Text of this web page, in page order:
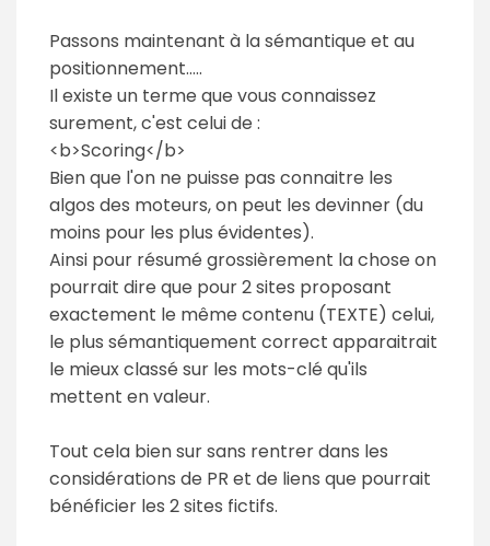
Passons maintenant à la sémantique et au
positionnement.....
Il existe un terme que vous connaissez
surement, c'est celui de :
<b>Scoring</b>
Bien que l'on ne puisse pas connaitre les
algos des moteurs, on peut les devinner (du
moins pour les plus évidentes).
Ainsi pour résumé grossièrement la chose on
pourrait dire que pour 2 sites proposant
exactement le même contenu (TEXTE) celui,
le plus sémantiquement correct apparaitrait
le mieux classé sur les mots-clé qu'ils
mettent en valeur.
Tout cela bien sur sans rentrer dans les
considérations de PR et de liens que pourrait
bénéficier les 2 sites fictifs.